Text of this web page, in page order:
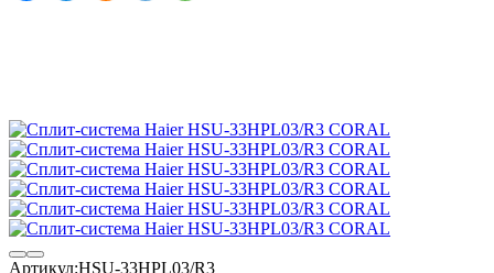
Артикул:HSU-33HPL03/R3